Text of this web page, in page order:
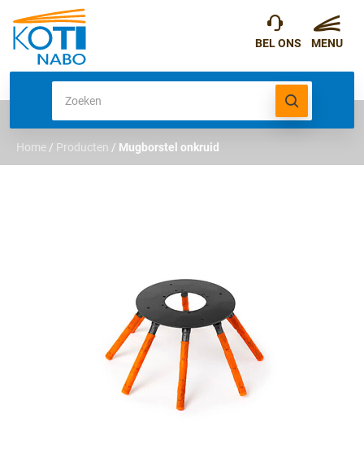
Home / Producten / Mugborstel onkruid